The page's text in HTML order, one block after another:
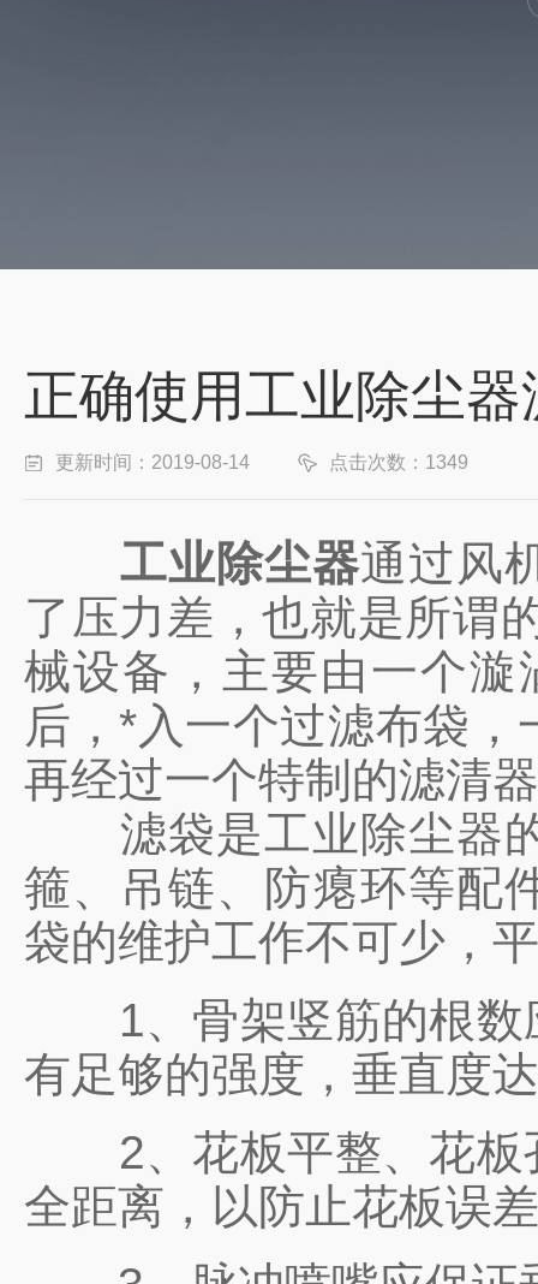
正确使用工业除尘
更新时间：2019-08-14 点击次数：1349
工业除尘器通过风
了压力差，也就是所谓
械设备，主要由一个
后，*入一个过滤布袋
再经过一个特制的滤清
滤袋是工业除尘器的
箍、吊链、防瘪环等配
袋的维护工作不可少，
1、骨架竖筋的根数
有足够的强度，垂直度
2、花板平整、花板
全距离，以防止花板误